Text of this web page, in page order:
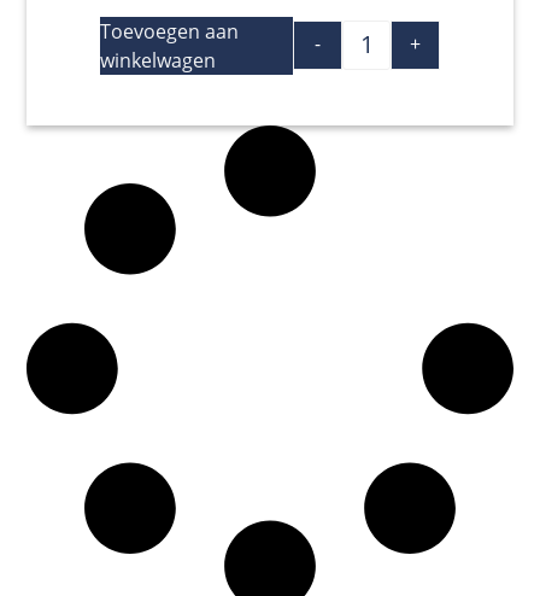
- +
Toevoegen aan
winkelwagen